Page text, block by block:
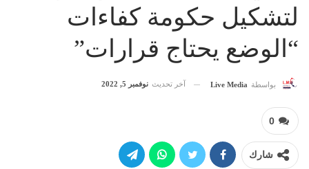
لتشكيل حكومة كفاءات
“الوضع يحتاج قرارات”
بواسطة Live Media آخر تحديث نوفمبر 5, 2022
0
شارك